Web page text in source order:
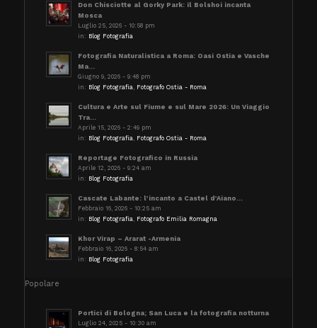
Don Chisciotte al Gorky Park: il Bolshoi incanta
Mosca
Luglio 25, 2026 - 10:58 pm
in: Blog Fotografia
Fotografia Naturalistica a Roma: Oasi Ostia e Vasche
Ma...
Giugno 9, 2026 - 9:48 pm
in: Blog Fotografia, Fotografo Ostia - Roma
Cultura e Arte sul Fiume e sul Mare 2026: Un Viaggio
Tra...
Aprile 15, 2026 - 2:49 pm
in: Blog Fotografia, Fotografo Ostia - Roma
Reportage Fotografico in Russia
Aprile 12, 2026 - 9:24 am
in: Blog Fotografia
Cascate Labante: l’incanto a Castel d’Aiano...
Febbraio 16, 2026 - 10:25 am
in: Blog Fotografia, Fotografo Emilia Romagna
Khor Virap – Ararat -Armenia
Febbraio 16, 2026 - 8:54 am
in: Blog Fotografia
Popolare
Portici di Bologna; San Luca e la fotografia notturna
Luglio 24, 2025 - 10:30 am